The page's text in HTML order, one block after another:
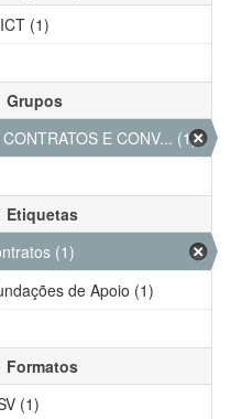
(1)
Grupos
E CONV... (1)
Etiquetas
(1)
de Apoio (1)
Formatos
(1)